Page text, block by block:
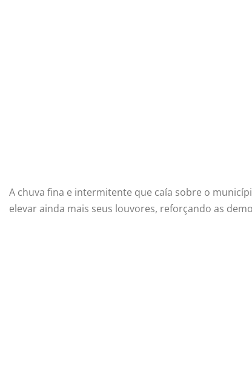
A chuva fina e intermitente que caía sobre o
elevar ainda mais seus louvores, reforçando as